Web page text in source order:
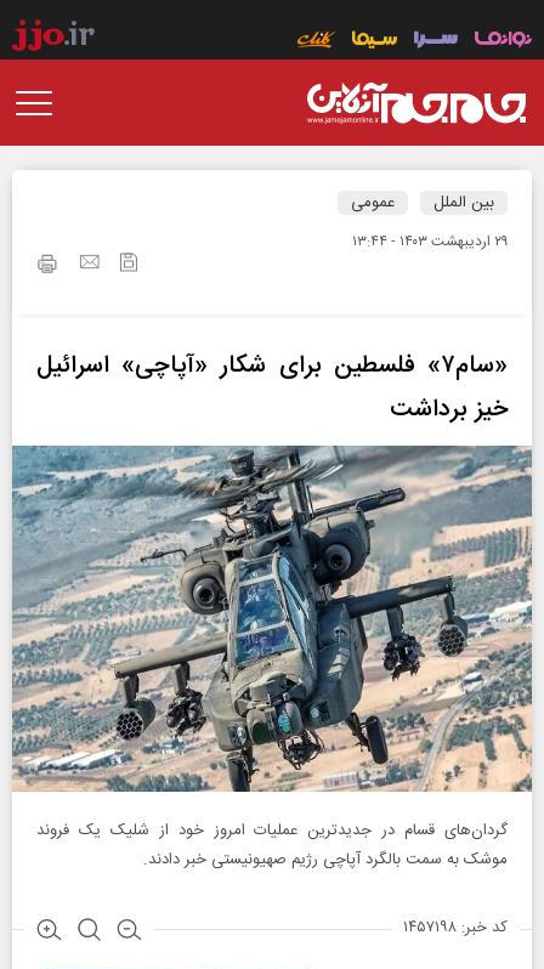
بین الملل عمومی
۲۹ ارديبهشت ۱۴۰۳ - ۱۳:۴۴
«سام۷» فلسطین برای شکار «آپاچی» اسرائیل
خیز برداشت
گردان‌های قسام در جدیدترین عملیات امروز خود از شلیک یک فروند
موشک به سمت بالگرد آپاچی رژیم صهیونیستی خبر دادند.
کد خبر: ۱۴۵۷۱۹۸